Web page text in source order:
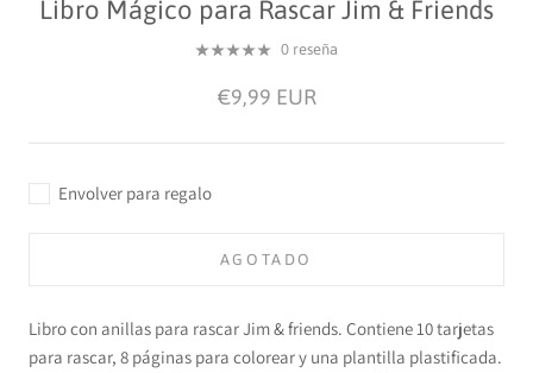
Libro Mágico para Rascar Jim & Friends
0 reseña
€9,99 EUR
Envolver para regalo
AGOTADO
Libro con anillas para rascar Jim & friends. Contiene 10 tarjetas
para rascar, 8 páginas para colorear y una plantilla plastificada.